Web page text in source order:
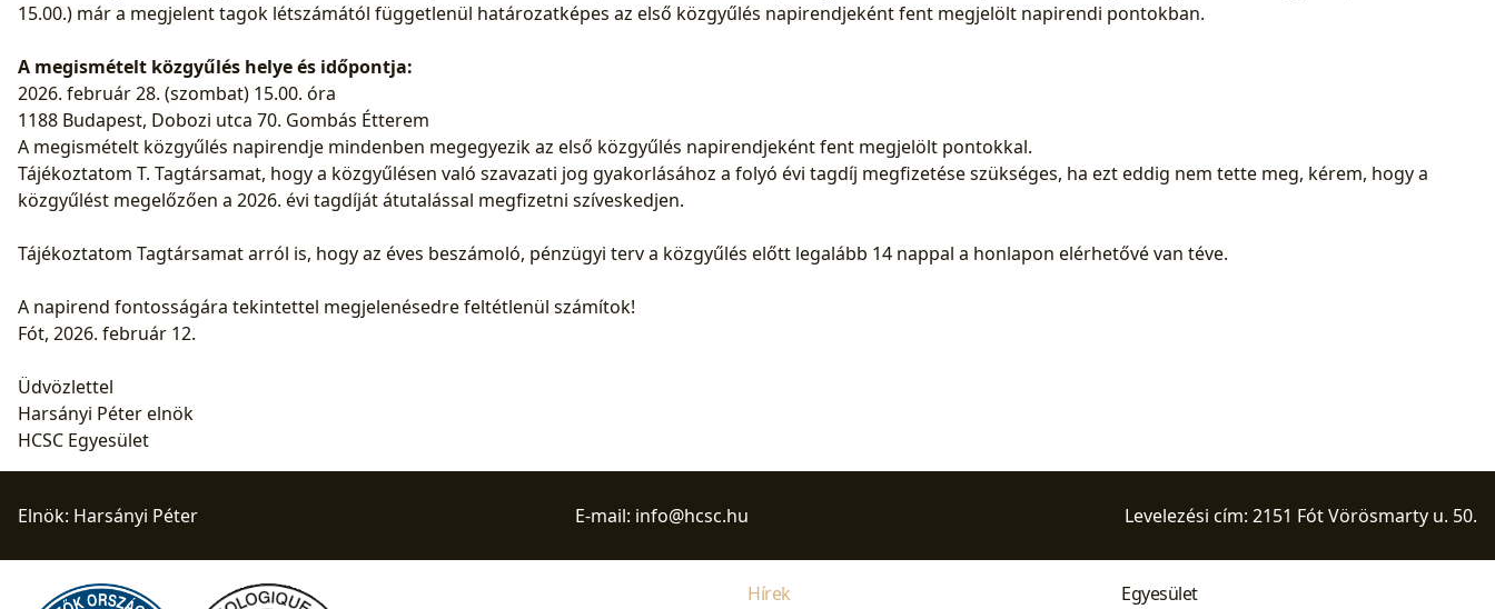
15.00.) már a megjelent tagok létszámától függetlenül határozatképes az első közgyűlés napirendjeként fent megjelölt napirendi pontokban.
A megismételt közgyűlés helye és időpontja:
2026. február 28. (szombat) 15.00. óra
1188 Budapest, Dobozi utca 70. Gombás Étterem
A megismételt közgyűlés napirendje mindenben megegyezik az első közgyűlés napirendjeként fent megjelölt pontokkal.
Tájékoztatom T. Tagtársamat, hogy a közgyűlésen való szavazati jog gyakorlásához a folyó évi tagdíj megfizetése szükséges, ha ezt eddig nem tette meg, kérem, hogy a
közgyűlést megelőzően a 2026. évi tagdíját átutalással megfizetni szíveskedjen.
Tájékoztatom Tagtársamat arról is, hogy az éves beszámoló, pénzügyi terv a közgyűlés előtt legalább 14 nappal a honlapon elérhetővé van téve.
A napirend fontosságára tekintettel megjelenésedre feltétlenül számítok!
Fót, 2026. február 12.
Üdvözlettel
Harsányi Péter elnök
HCSC Egyesület
Elnök: Harsányi Péter E-mail: info@hcsc.hu Levelezési cím: 2151 Fót Vörösmarty u. 50.
Hírek Egyesület